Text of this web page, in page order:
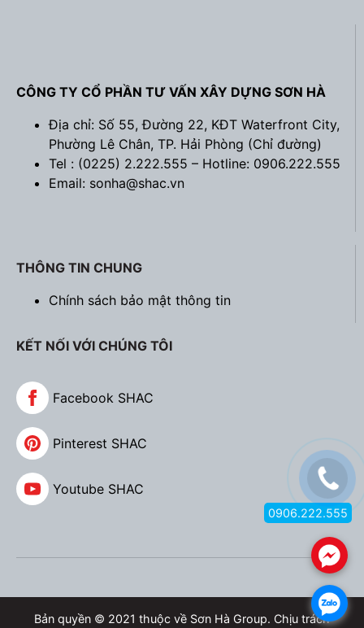
CÔNG TY CỔ PHẦN TƯ VẤN XÂY DỰNG SƠN HÀ
Địa chỉ: Số 55, Đường 22, KĐT Waterfront City,
Phường Lê Chân, TP. Hải Phòng (Chỉ đường)
Tel : (0225) 2.222.555 – Hotline: 0906.222.555
Email: sonha@shac.vn
THÔNG TIN CHUNG
Chính sách bảo mật thông tin
KẾT NỐI VỚI CHÚNG TÔI
Facebook SHAC
Pinterest SHAC
Youtube SHAC
Bản quyền © 2021 thuộc về Sơn Hà Group. Chịu trách
.
.
0906.222.555